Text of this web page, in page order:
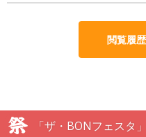
閲覧履
「ザ・BONフェスタ